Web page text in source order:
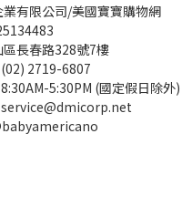
有限公司/美國寶寶購物網
區長春路328號7樓
2719-6807
5:30PM (國定假日除外)
service@dmicorp.net